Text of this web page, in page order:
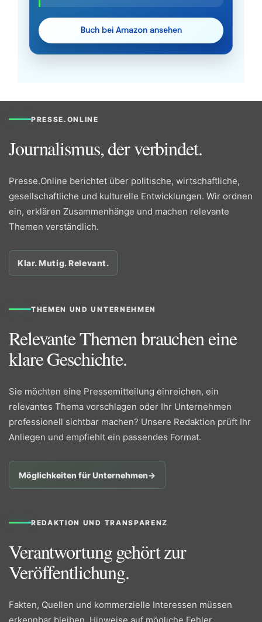
Buch bei Amazon ansehen
PRESSE.ONLINE
Journalismus, der verbindet.
Presse.Online berichtet über politische, wirtschaftliche,
gesellschaftliche und kulturelle Entwicklungen. Wir ordnen
ein, erklären Zusammenhänge und machen relevante
Themen verständlich.
Klar. Mutig. Relevant.
THEMEN UND UNTERNEHMEN
Relevante Themen brauchen eine
klare Geschichte.
Sie möchten eine Pressemitteilung einreichen, ein
relevantes Thema vorschlagen oder Ihr Unternehmen
professionell sichtbar machen? Unsere Redaktion prüft Ihr
Anliegen und empfiehlt ein passendes Format.
Möglichkeiten für Unternehmen→
REDAKTION UND TRANSPARENZ
Verantwortung gehört zur
Veröffentlichung.
Fakten, Quellen und kommerzielle Interessen müssen